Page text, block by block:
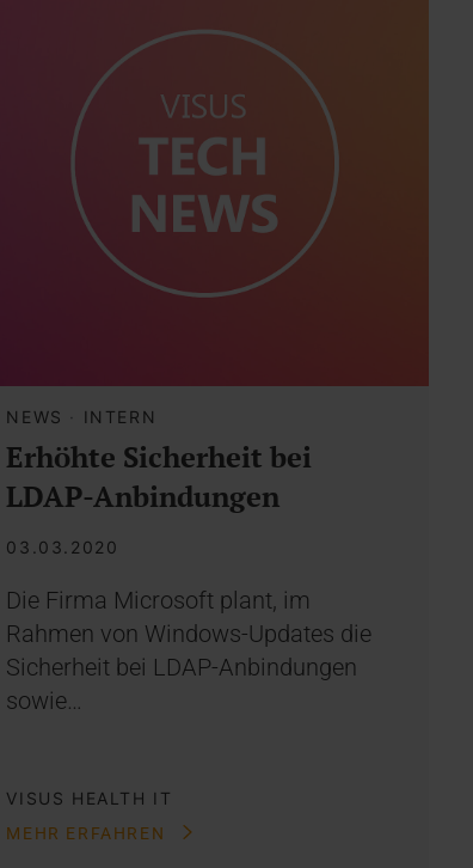
NEWS · INTERN
Erhöhte Sicherheit bei
LDAP-Anbindungen
03.03.2020
Die Firma Microsoft plant, im
Rahmen von Windows-Updates die
Sicherheit bei LDAP-Anbindungen
sowie…
VISUS HEALTH IT
MEHR ERFAHREN